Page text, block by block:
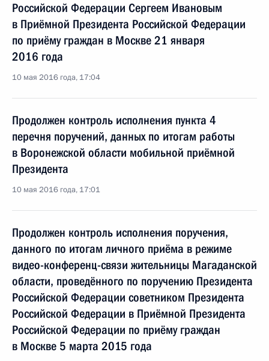
Российской Федерации Сергеем Ивановым
в Приёмной Президента Российской Федерации
по приёму граждан в Москве 21 января
2016 года
10 мая 2016 года, 17:04
Продолжен контроль исполнения пункта 4
перечня поручений, данных по итогам работы
в Воронежской области мобильной приёмной
Президента
10 мая 2016 года, 17:01
Продолжен контроль исполнения поручения,
данного по итогам личного приёма в режиме
видео-конференц-связи жительницы Магаданской
области, проведённого по поручению Президента
Российской Федерации советником Президента
Российской Федерации в Приёмной Президента
Российской Федерации по приёму граждан
в Москве 5 марта 2015 года